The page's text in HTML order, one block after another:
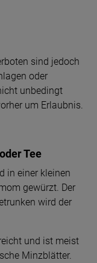
sind jedoch
oder
unbedingt
um Erlaubnis.
Tee
in einer kleinen
gewürzt. Der
wird der
und ist meist
Minzblätter.